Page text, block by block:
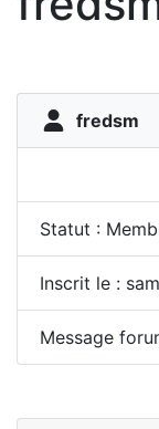
fredsm
Statut :
Inscrit le :
Message